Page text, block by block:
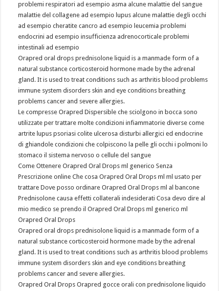
problemi respiratori ad esempio asma alcune malattie del sangue
malattie del collagene ad esempio lupus alcune malattie degli occhi
ad esempio cheratite cancro ad esempio leucemia problemi
endocrini ad esempio insufficienza adrenocorticale problemi
intestinali ad esempio
Orapred oral drops prednisolone liquid is a manmade form of a
natural substance corticosteroid hormone made by the adrenal
gland. It is used to treat conditions such as arthritis blood problems
immune system disorders skin and eye conditions breathing
problems cancer and severe allergies.
Le compresse Orapred Dispersible che sciolgono in bocca sono
utilizzate per trattare molte condizioni infiammatorie diverse come
artrite lupus psoriasi colite ulcerosa disturbi allergici ed endocrine
di ghiandole condizioni che colpiscono la pelle gli occhi i polmoni lo
stomaco il sistema nervoso o cellule del sangue
Come Ottenere Orapred Oral Drops ml generico Senza
Prescrizione online Che cosa Orapred Oral Drops ml ml usato per
trattare Dove posso ordinare Orapred Oral Drops ml al bancone
Prednisolone causa effetti collaterali indesiderati Cosa devo dire al
mio medico se prendo il Orapred Oral Drops ml generico ml
Orapred Oral Drops
Orapred oral drops prednisolone liquid is a manmade form of a
natural substance corticosteroid hormone made by the adrenal
gland. It is used to treat conditions such as arthritis blood problems
immune system disorders skin and eye conditions breathing
problems cancer and severe allergies.
Orapred Oral Drops Orapred gocce orali con prednisolone liquido